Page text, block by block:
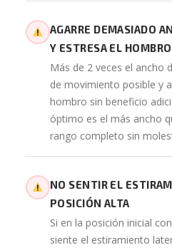
AGARRE DEMASIADO
Y ESTRESA EL HOMBRO
Más de 2 veces el ancho
de movimiento posible y
hombro sin beneficio
óptimo es el más ancho
rango completo sin
NO SENTIR EL
POSICIÓN ALTA
Si en la posición inicial
siente el estiramiento